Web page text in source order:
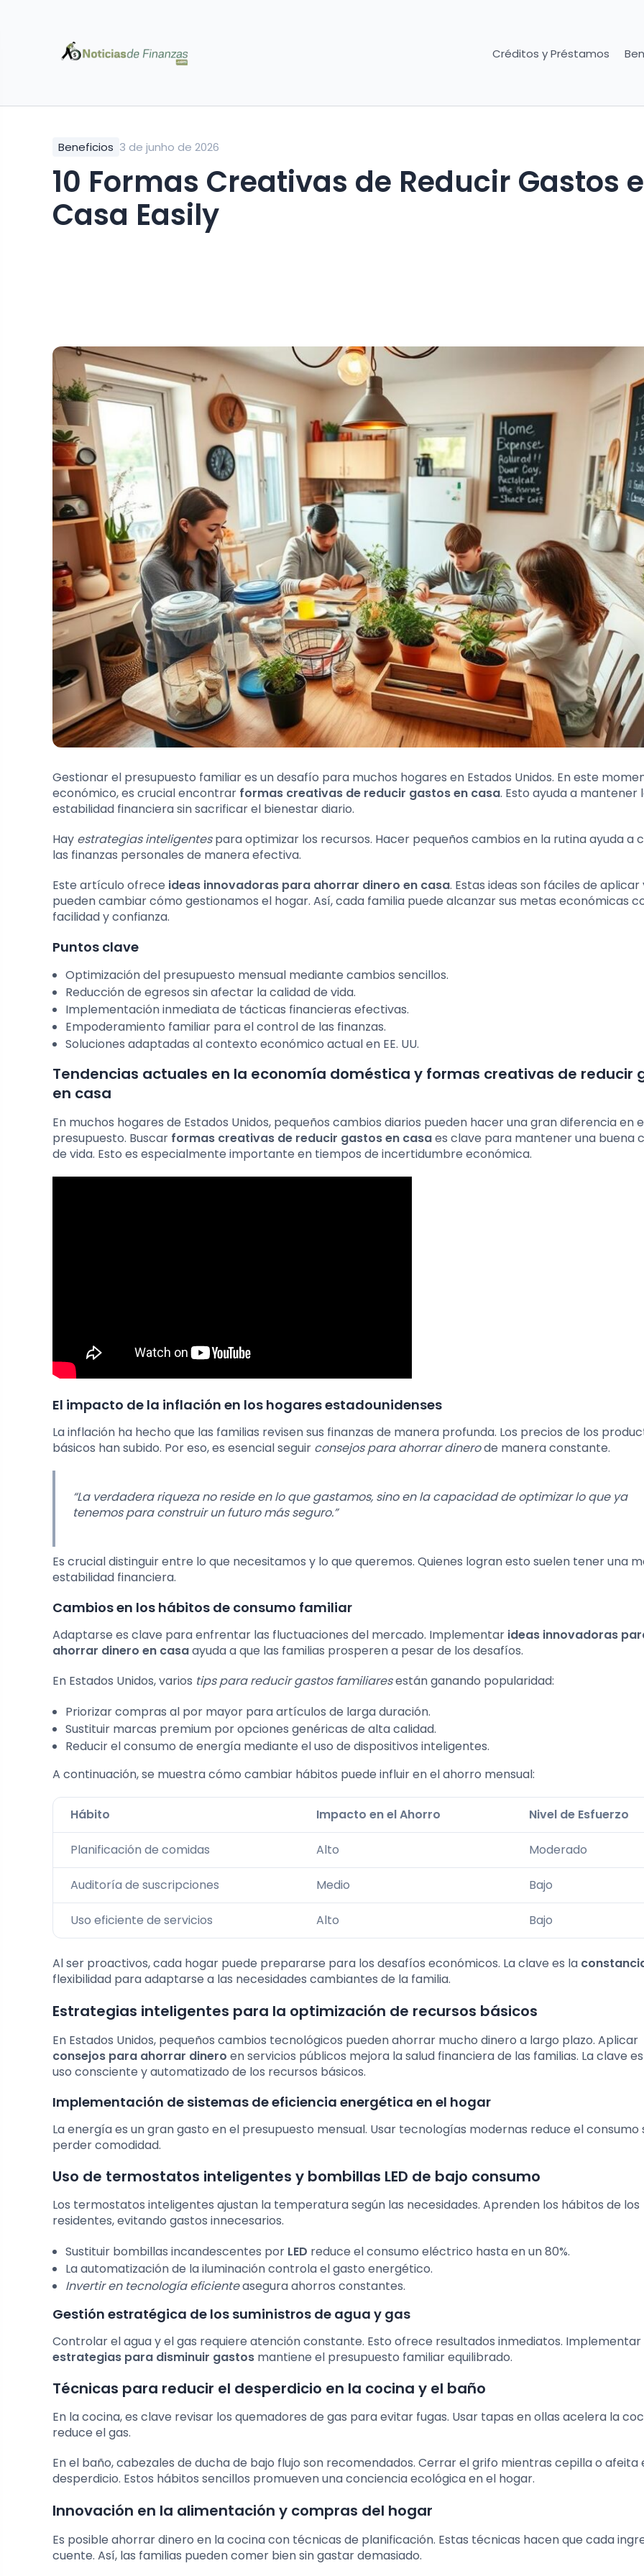
Créditos y Préstamos
Beneficios 3 de junho de 2026
10 Formas Creativas de Reducir Gastos
Casa Easily
Gestionar el presupuesto familiar es un desafío para muchos hogares en Estados Unidos. En este
económico, es crucial encontrar formas creativas de reducir gastos en casa. Esto ayuda a mantener
estabilidad financiera sin sacrificar el bienestar diario.
Hay estrategias inteligentespara optimizar los recursos. Hacer pequeños cambios en la rutina ayuda a
las finanzas personales de manera efectiva.
Este artículo ofrece ideas innovadoras para ahorrar dinero en casa. Estas ideas son fáciles de aplicar
pueden cambiar cómo gestionamos el hogar. Así, cada familia puede alcanzar sus metas económicas
facilidad y confianza.
Puntos clave
Optimización del presupuesto mensual mediante cambios sencillos.
Reducción de egresos sin afectar la calidad de vida.
Implementación inmediata de tácticas financieras efectivas.
Empoderamiento familiar para el control de las finanzas.
Soluciones adaptadas al contexto económico actual en EE. UU.
Tendencias actuales en la economía doméstica y formas creativas de reducir
en casa
En muchos hogares de Estados Unidos, pequeños cambios diarios pueden hacer una gran diferencia en
presupuesto. Buscar formas creativas de reducir gastos en casaes clave para mantener una buena
de vida. Esto es especialmente importante en tiempos de incertidumbre económica.
El impacto de la inflación en los hogares estadounidenses
La inflación ha hecho que las familias revisen sus finanzas de manera profunda. Los precios de los
básicos han subido. Por eso, es esencial seguir consejos para ahorrar dinerode manera constante.
“La verdadera riqueza no reside en lo que gastamos, sino en la capacidad de optimizar lo que ya
tenemos para construir un futuro más seguro.”
Es crucial distinguir entre lo que necesitamos y lo que queremos. Quienes logran esto suelen tener una
estabilidad financiera.
Cambios en los hábitos de consumo familiar
Adaptarse es clave para enfrentar las fluctuaciones del mercado. Implementar ideas innovadoras
ahorrar dinero en casaayuda a que las familias prosperen a pesar de los desafíos.
En Estados Unidos, varios tips para reducir gastos familiaresestán ganando popularidad:
Priorizar compras al por mayor para artículos de larga duración.
Sustituir marcas premium por opciones genéricas de alta calidad.
Reducir el consumo de energía mediante el uso de dispositivos inteligentes.
A continuación, se muestra cómo cambiar hábitos puede influir en el ahorro mensual:
Hábito Impacto en el Ahorro Nivel de Esfuerzo
Planificación de comidas Alto Moderado
Auditoría de suscripciones Medio Bajo
Uso eficiente de servicios Alto Bajo
Al ser proactivos, cada hogar puede prepararse para los desafíos económicos. La clave es la
flexibilidad para adaptarse a las necesidades cambiantes de la familia.
Estrategias inteligentes para la optimización de recursos básicos
En Estados Unidos, pequeños cambios tecnológicos pueden ahorrar mucho dinero a largo plazo. Aplicar
consejos para ahorrar dinero en servicios públicos mejora la salud financiera de las familias. La clave
uso consciente y automatizado de los recursos básicos.
Implementación de sistemas de eficiencia energética en el hogar
La energía es un gran gasto en el presupuesto mensual. Usar tecnologías modernas reduce el consumo
perder comodidad.
Uso de termostatos inteligentes y bombillas LED de bajo consumo
Los termostatos inteligentes ajustan la temperatura según las necesidades. Aprenden los hábitos de los
residentes, evitando gastos innecesarios.
Sustituir bombillas incandescentes por LED reduce el consumo eléctrico hasta en un 80%.
La automatización de la iluminación controla el gasto energético.
Invertir en tecnología eficienteasegura ahorros constantes.
Gestión estratégica de los suministros de agua y gas
Controlar el agua y el gas requiere atención constante. Esto ofrece resultados inmediatos. Implementar
estrategias para disminuir gastos mantiene el presupuesto familiar equilibrado.
Técnicas para reducir el desperdicio en la cocina y el baño
En la cocina, es clave revisar los quemadores de gas para evitar fugas. Usar tapas en ollas acelera la
reduce el gas.
En el baño, cabezales de ducha de bajo flujo son recomendados. Cerrar el grifo mientras cepilla o afeita
desperdicio. Estos hábitos sencillos promueven una conciencia ecológica en el hogar.
Innovación en la alimentación y compras del hogar
Es posible ahorrar dinero en la cocina con técnicas de planificación. Estas técnicas hacen que cada
cuente. Así, las familias pueden comer bien sin gastar demasiado.